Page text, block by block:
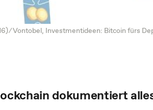
⁄Vontobel, Investmentideen: Bitcoin fürs
dokumentiert